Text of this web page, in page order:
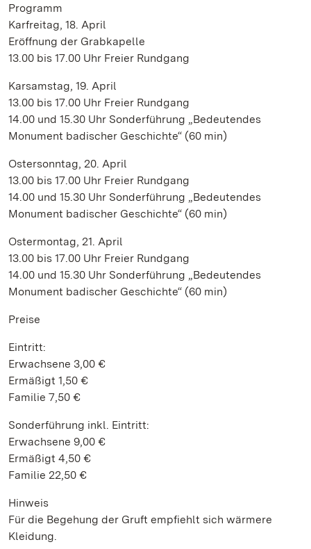
Programm
Karfreitag, 18. April
Eröffnung der Grabkapelle
13.00 bis 17.00 Uhr Freier Rundgang
Karsamstag, 19. April
13.00 bis 17.00 Uhr Freier Rundgang
14.00 und 15.30 Uhr Sonderführung „Bedeutendes
Monument badischer Geschichte“ (60 min)
Ostersonntag, 20. April
13.00 bis 17.00 Uhr Freier Rundgang
14.00 und 15.30 Uhr Sonderführung „Bedeutendes
Monument badischer Geschichte“ (60 min)
Ostermontag, 21. April
13.00 bis 17.00 Uhr Freier Rundgang
14.00 und 15.30 Uhr Sonderführung „Bedeutendes
Monument badischer Geschichte“ (60 min)
Preise
Eintritt:
Erwachsene 3,00 €
Ermäßigt 1,50 €
Familie 7,50 €
Sonderführung inkl. Eintritt:
Erwachsene 9,00 €
Ermäßigt 4,50 €
Familie 22,50 €
Hinweis
Für die Begehung der Gruft empfiehlt sich wärmere
Kleidung.